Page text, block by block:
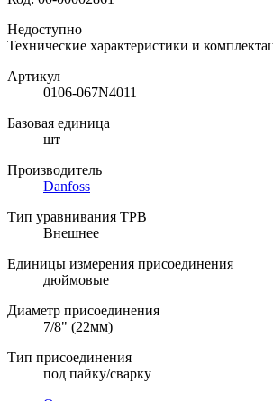
Недоступно
Технические характеристики и
Артикул
0106-067N4011
Базовая единица
шт
Производитель
Danfoss
Тип уравнивания ТРВ
Внешнее
Единицы измерения присоединения
дюймовые
Диаметр присоединения
7/8" (22мм)
Тип присоединения
под пайку/сварку